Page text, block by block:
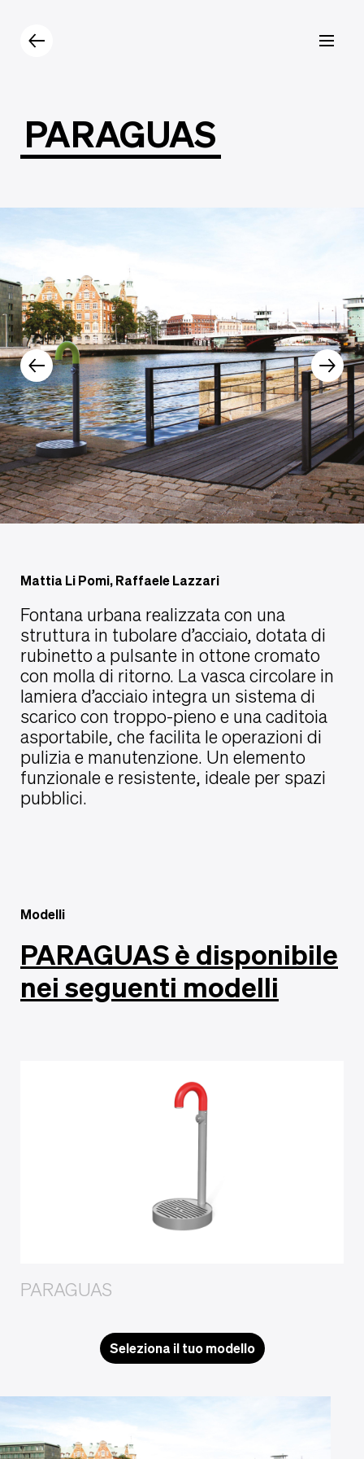
PARAGUAS
Mattia Li Pomi, Raffaele Lazzari
Fontana urbana realizzata con una
struttura in tubolare d’acciaio, dotata di
rubinetto a pulsante in ottone cromato
con molla di ritorno. La vasca circolare in
lamiera d’acciaio integra un sistema di
scarico con troppo-pieno e una caditoia
asportabile, che facilita le operazioni di
pulizia e manutenzione. Un elemento
funzionale e resistente, ideale per spazi
pubblici.
Modelli
PARAGUAS è disponibile
nei seguenti modelli
PARAGUAS
Seleziona il tuo modello